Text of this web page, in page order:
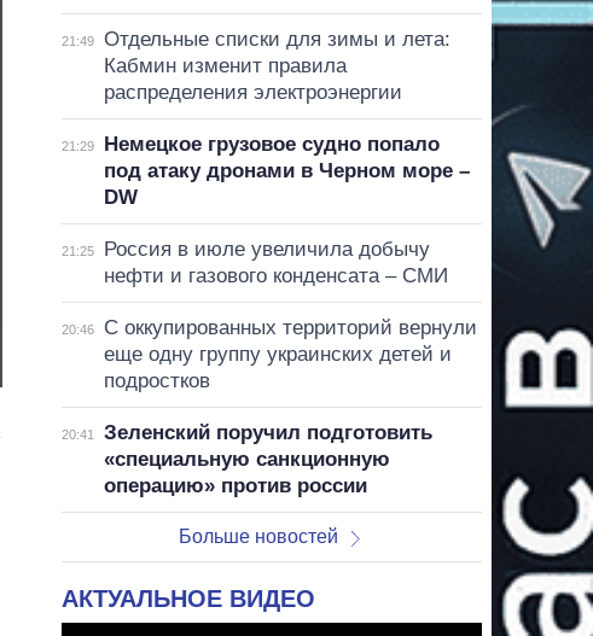
21:49
Отдельные списки для зимы и лета:
Кабмин изменит правила
распределения электроэнергии
21:29
Немецкое грузовое судно попало
под атаку дронами в Черном море –
DW
21:25
Россия в июле увеличила добычу
нефти и газового конденсата – СМИ
20:46
С оккупированных территорий вернули
еще одну группу украинских детей и
подростков
20:41
Зеленский поручил подготовить
«специальную санкционную
операцию» против россии
Больше новостей
АКТУАЛЬНОЕ ВИДЕО